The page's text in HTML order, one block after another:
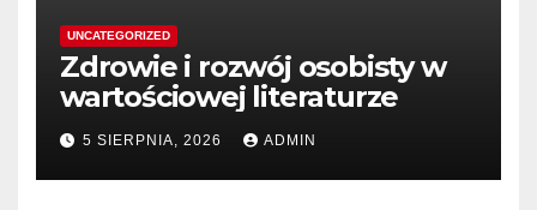
UNCATEGORIZED
Zdrowie i rozwój osobisty w
wartościowej literaturze
5 SIERPNIA, 2026 ADMIN